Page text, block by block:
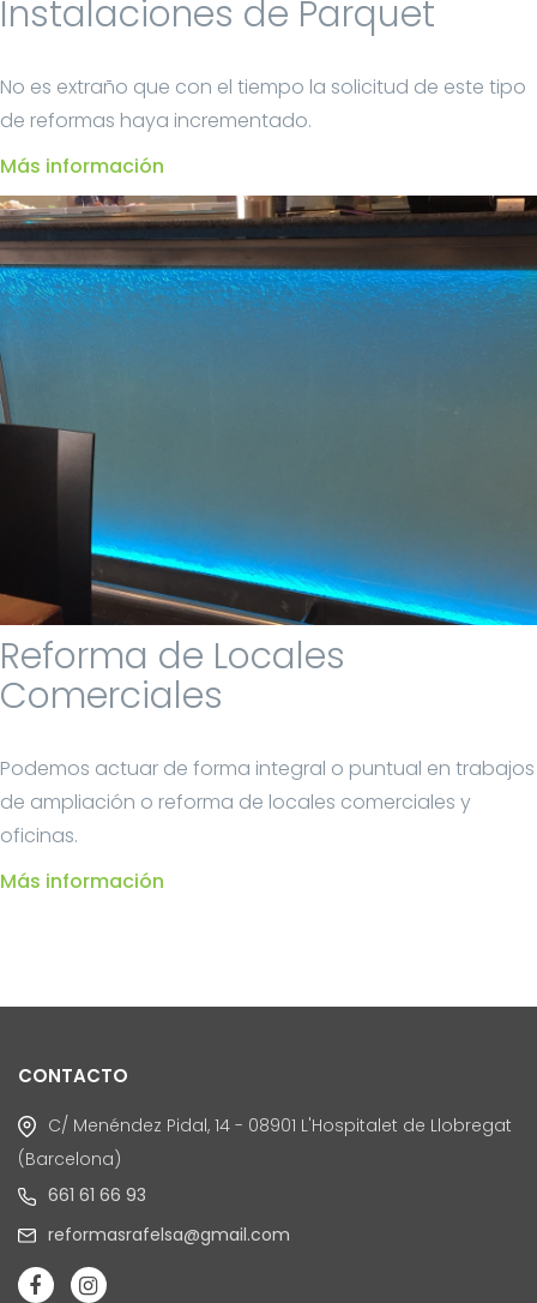
Instalaciones de Parquet
No es extraño que con el tiempo la solicitud de este tipo
de reformas haya incrementado.
Más información
Reforma de Locales
Comerciales
Podemos actuar de forma integral o puntual en trabajos
de ampliación o reforma de locales comerciales y
oficinas.
Más información
CONTACTO
C/ Menéndez Pidal, 14 - 08901 L'Hospitalet de Llobregat
(Barcelona)
661 61 66 93
reformasrafelsa@gmail.com